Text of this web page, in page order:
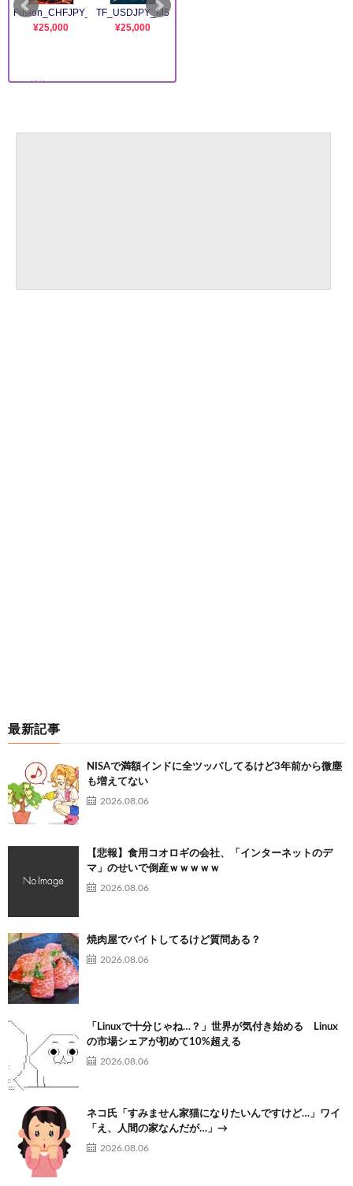
最新記事
NISAで満額インドに全ツッパしてるけど3年前から微塵
も増えてない
2026.08.06
【悲報】食用コオロギの会社、「インターネットのデ
マ」のせいで倒産ｗｗｗｗｗ
2026.08.06
焼肉屋でバイトしてるけど質問ある？
2026.08.06
「Linuxで十分じゃね…？」世界が気付き始める Linux
の市場シェアが初めて10%超える
2026.08.06
ネコ氏「すみません家猫になりたいんですけど…」ワイ
「え、人間の家なんだが…」→
2026.08.06